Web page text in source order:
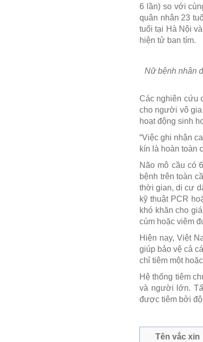
6 lần) so với
quân nhân 23
tuổi tại Hà Nội
hiện tử ban tím.
Nữ bệnh nhân
Các nghiên cứu
cho người vô
hoạt động sinh
“Việc ghi nhận
kín là hoàn toàn
Não mô cầu có
bệnh trên toàn
thời gian, di cư
kỹ thuật PCR
khó khăn cho
cúm hoặc viêm
Hiện nay, Việt
giúp bảo vệ cả
chỉ tiêm một
Hệ thống tiêm
và người lớn.
được tiêm bởi
Tên vắc xin